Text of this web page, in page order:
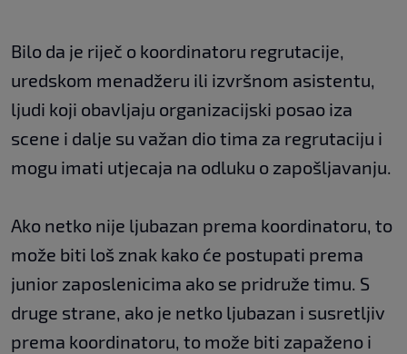
Bilo da je riječ o koordinatoru regrutacije,
uredskom menadžeru ili izvršnom asistentu,
ljudi koji obavljaju organizacijski posao iza
scene i dalje su važan dio tima za regrutaciju i
mogu imati utjecaja na odluku o zapošljavanju.
Ako netko nije ljubazan prema koordinatoru, to
može biti loš znak kako će postupati prema
junior zaposlenicima ako se pridruže timu. S
druge strane, ako je netko ljubazan i susretljiv
prema koordinatoru, to može biti zapaženo i